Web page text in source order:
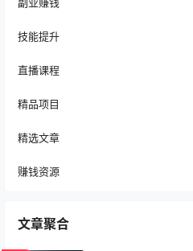
技能提升
直播课程
精品项目
精选文章
赚钱资源
文章聚合